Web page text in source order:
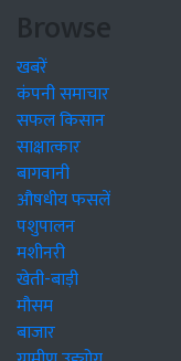
Browse
खबरें
कंपनी समाचार
सफल किसान
साक्षात्कार
बागवानी
औषधीय फसलें
पशुपालन
मशीनरी
खेती-बाड़ी
मौसम
बाजार